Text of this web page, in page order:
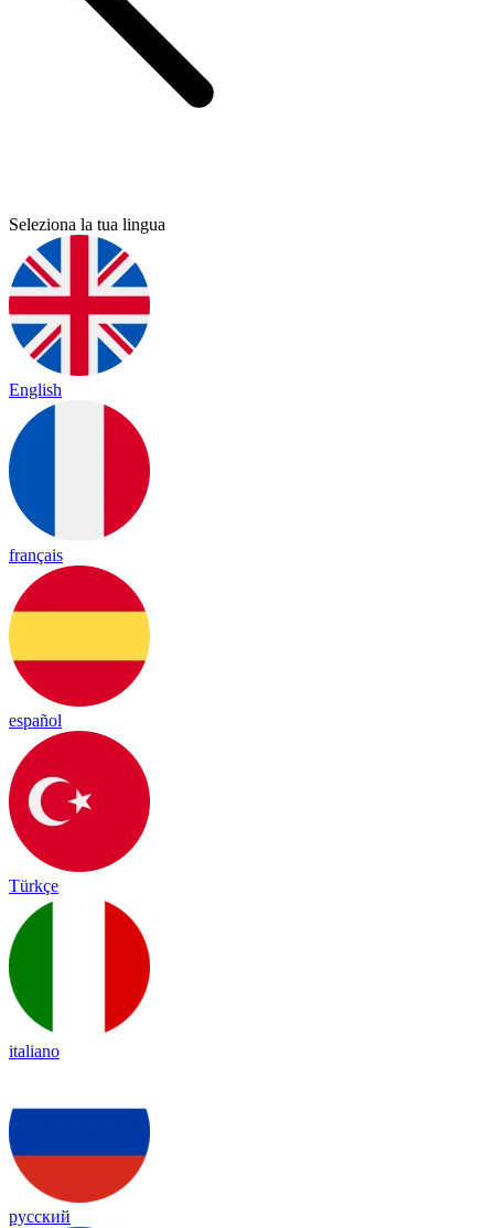
Seleziona la tua lingua
English
français
español
Türkçe
italiano
русский